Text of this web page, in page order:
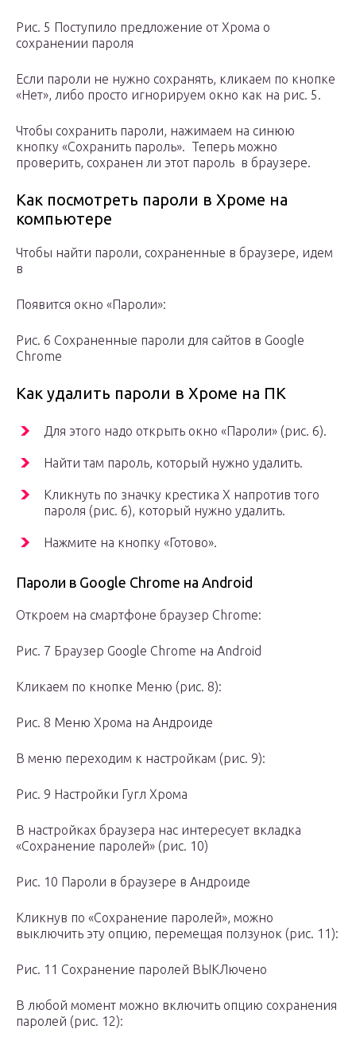
Рис. 5 Поступило предложение от Хрома о
сохранении пароля
Если пароли не нужно сохранять, кликаем по кнопке
«Нет», либо просто игнорируем окно как на рис. 5.
Чтобы сохранить пароли, нажимаем на синюю
кнопку «Сохранить пароль». Теперь можно
проверить, сохранен ли этот пароль в браузере.
Как посмотреть пароли в Хроме на
компьютере
Чтобы найти пароли, сохраненные в браузере, идем
в
Появится окно «Пароли»:
Рис. 6 Сохраненные пароли для сайтов в Google
Chrome
Как удалить пароли в Хроме на ПК
Для этого надо открыть окно «Пароли» (рис. 6).
Найти там пароль, который нужно удалить.
Кликнуть по значку крестика X напротив того
пароля (рис. 6), который нужно удалить.
Нажмите на кнопку «Готово».
Пароли в Google Chrome на Android
Откроем на смартфоне браузер Chrome:
Рис. 7 Браузер Google Chrome на Android
Кликаем по кнопке Меню (рис. 8):
Рис. 8 Меню Хрома на Андроиде
В меню переходим к настройкам (рис. 9):
Рис. 9 Настройки Гугл Хрома
В настройках браузера нас интересует вкладка
«Сохранение паролей» (рис. 10)
Рис. 10 Пароли в браузере в Андроиде
Кликнув по «Сохранение паролей», можно
выключить эту опцию, перемещая ползунок (рис. 11):
Рис. 11 Сохранение паролей ВЫКЛючено
В любой момент можно включить опцию сохранения
паролей (рис. 12):